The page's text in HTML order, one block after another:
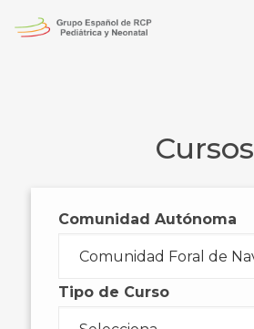
Cursos
Comunidad Autónoma
Tipo de Curso